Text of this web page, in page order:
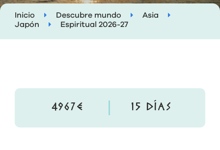
Inicio Descubre mundo
Asia
Japón
Espiritual 2026-27
4967€ 15 DÍAS